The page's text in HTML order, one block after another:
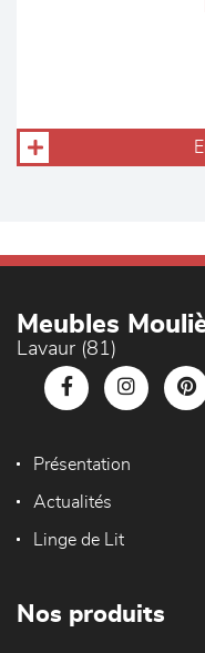
Meubles
Lavaur (81)
Présentation
Actualités
Linge de Lit
Nos produits